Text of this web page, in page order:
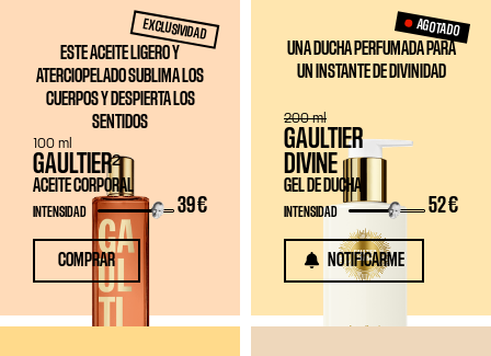
EXCLUSIVIDAD
ESTE ACEITE LIGERO Y
ATERCIOPELADO SUBLIMA LOS
CUERPOS Y DESPIERTA LOS
SENTIDOS
GAULTIER²
ACEITE CORPORAL
39 €
INTENSIDAD
100 ml
COMPRAR
AGOTADO
UNA DUCHA PERFUMADA PARA
UN INSTANTE DE DIVINIDAD
GAULTIER
DIVINE
GEL DE DUCHA
52 €
INTENSIDAD
200 ml
NOTIFICARME